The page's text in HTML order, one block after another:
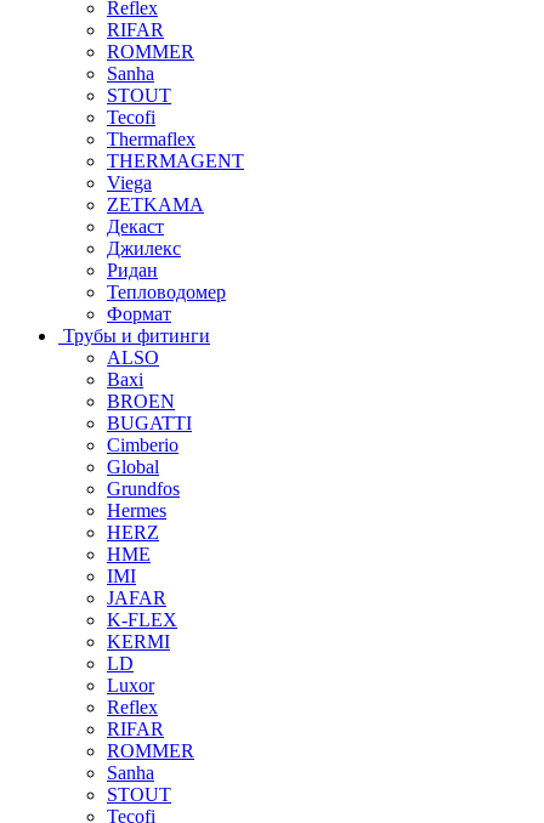
Reflex
RIFAR
ROMMER
Sanha
STOUT
Tecofi
Thermaflex
THERMAGENT
Viega
ZETKAMA
Декаст
Джилекс
Ридан
Тепловодомер
Формат
Трубы и фитинги
ALSO
Baxi
BROEN
BUGATTI
Cimberio
Global
Grundfos
Hermes
HERZ
HME
IMI
JAFAR
K-FLEX
KERMI
LD
Luxor
Reflex
RIFAR
ROMMER
Sanha
STOUT
Tecofi